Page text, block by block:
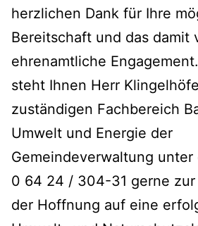
herzlichen Dank für Ihre
Bereitschaft und das damit
ehrenamtliche
steht Ihnen Herr
zuständigen Fachbereich
Umwelt und Energie der
Gemeindeverwaltung unter
0 64 24 / 304-31 gerne
der Hoffnung auf eine